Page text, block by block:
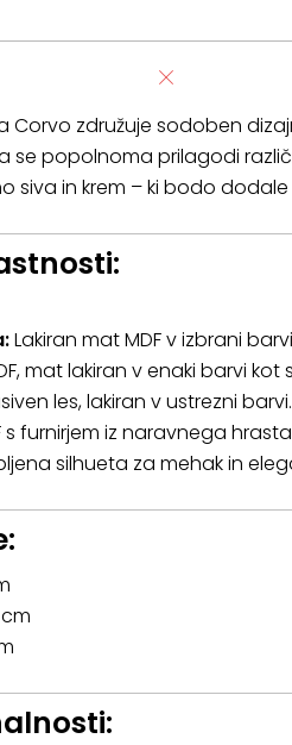
Corvo združuje sodoben
se popolnoma prilagodi
siva in krem – ki bodo
Lakiran mat MDF v izbrani
mat lakiran v enaki barvi kot
les, lakiran v ustrezni barvi.
s furnirjem iz naravnega
silhueta za mehak in